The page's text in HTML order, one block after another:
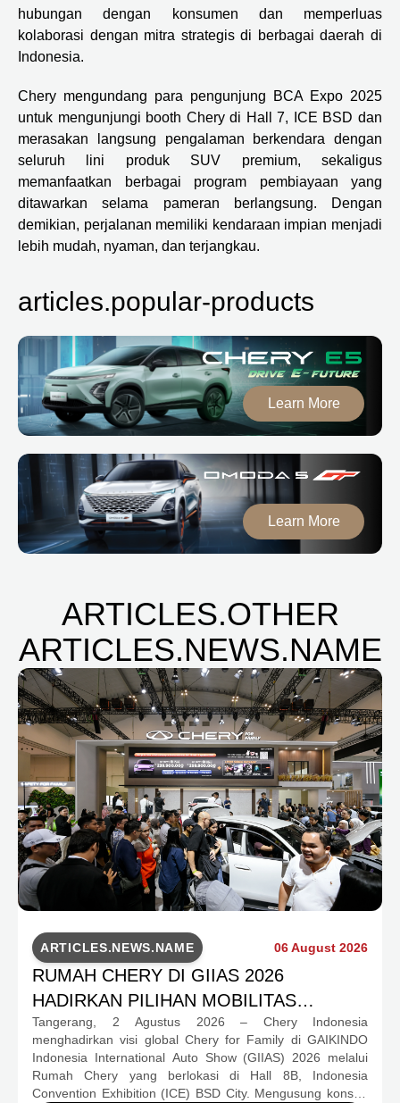
hubungan dengan konsumen dan memperluas
kolaborasi dengan mitra strategis di berbagai daerah di
Indonesia.
Chery mengundang para pengunjung BCA Expo 2025
untuk mengunjungi booth Chery di Hall 7, ICE BSD dan
merasakan langsung pengalaman berkendara dengan
seluruh lini produk SUV premium, sekaligus
memanfaatkan berbagai program pembiayaan yang
ditawarkan selama pameran berlangsung. Dengan
demikian, perjalanan memiliki kendaraan impian menjadi
lebih mudah, nyaman, dan terjangkau.
articles.popular-products
Learn More
Learn More
ARTICLES.OTHER
ARTICLES.NEWS.NAME
ARTICLES.NEWS.NAME 06 August 2026
RUMAH CHERY DI GIIAS 2026
HADIRKAN PILIHAN MOBILITAS
LENGKAP DAN PROGRAM APRESIASI
KONSUMEN BERNILAI HAMPIR RP1
MILIAR
Tangerang, 2 Agustus 2026 – Chery Indonesia
menghadirkan visi global Chery for Family di GAIKINDO
Indonesia International Auto Show (GIIAS) 2026 melalui
Rumah Chery yang berlokasi di Hall 8B, Indonesia
Convention Exhibition (ICE) BSD City. Mengusung konsep